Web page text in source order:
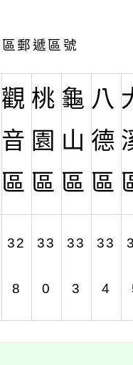
郵遞區號
觀
音
區
桃
園
區
龜
山
區
八
德
區
32
8
33
0
33
3
33
4